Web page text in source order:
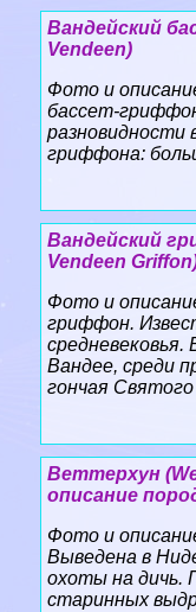
Вандейский
Vendeen)
Фото и
бассет-
разновидности
гриффона:
Вандейский
Vendeen
Фото и
гриффон.
Вандее, среди
гончая
Веттерхун
описание
Фото и
Выведена в
охоты на дичь.
старинных